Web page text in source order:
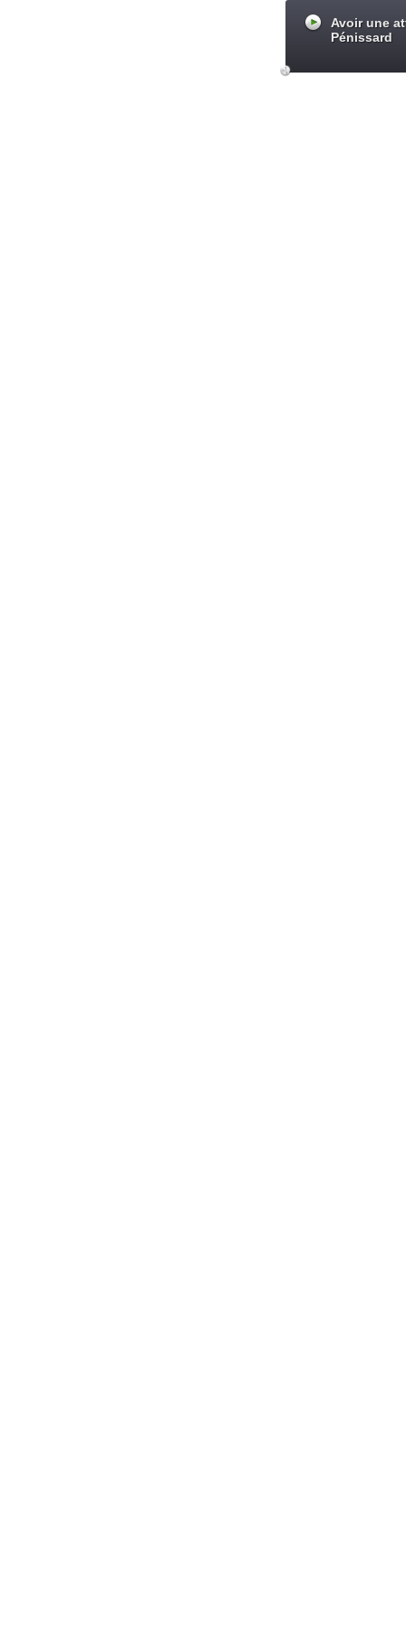
Avoir une
Pénissard